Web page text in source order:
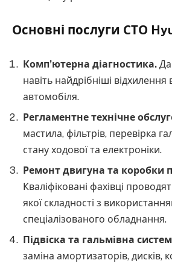
Основні послуги СТО
Комп’ютерна діагностика.
навіть найдрібніші відхилення
автомобіля.
Регламентне технічне
мастила, фільтрів, перевірка
стану ходової та електроніки.
Ремонт двигуна та коробки
Кваліфіковані фахівці
якої складності з
спеціалізованого обладнання.
Підвіска та гальмівна
заміна амортизаторів, дисків,